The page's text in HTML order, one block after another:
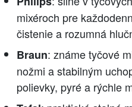
mixéroch pre
čistenie a rozumná
Braun: známe tyčové
nožmi a stabilným
polievky, pyré a rýchle